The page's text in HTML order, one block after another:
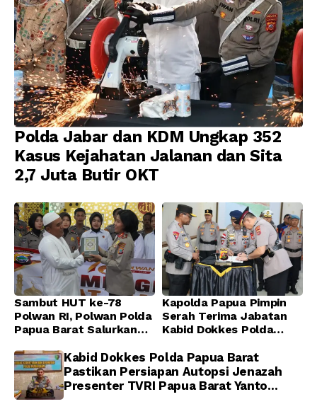
Polda Jabar dan KDM Ungkap 352
Kasus Kejahatan Jalanan dan Sita
2,7 Juta Butir OKT
Sambut HUT ke-78
Polwan RI, Polwan Polda
Papua Barat Salurkan
Ibadah Bersama di
Masjid Al-Muhajirin
Kapolda Papua Pimpin
Serah Terima Jabatan
Kabid Dokkes Polda
Kabid Dokkes Polda Papua Barat
Pastikan Persiapan Autopsi Jenazah
Presenter TVRI Papua Barat Yanto